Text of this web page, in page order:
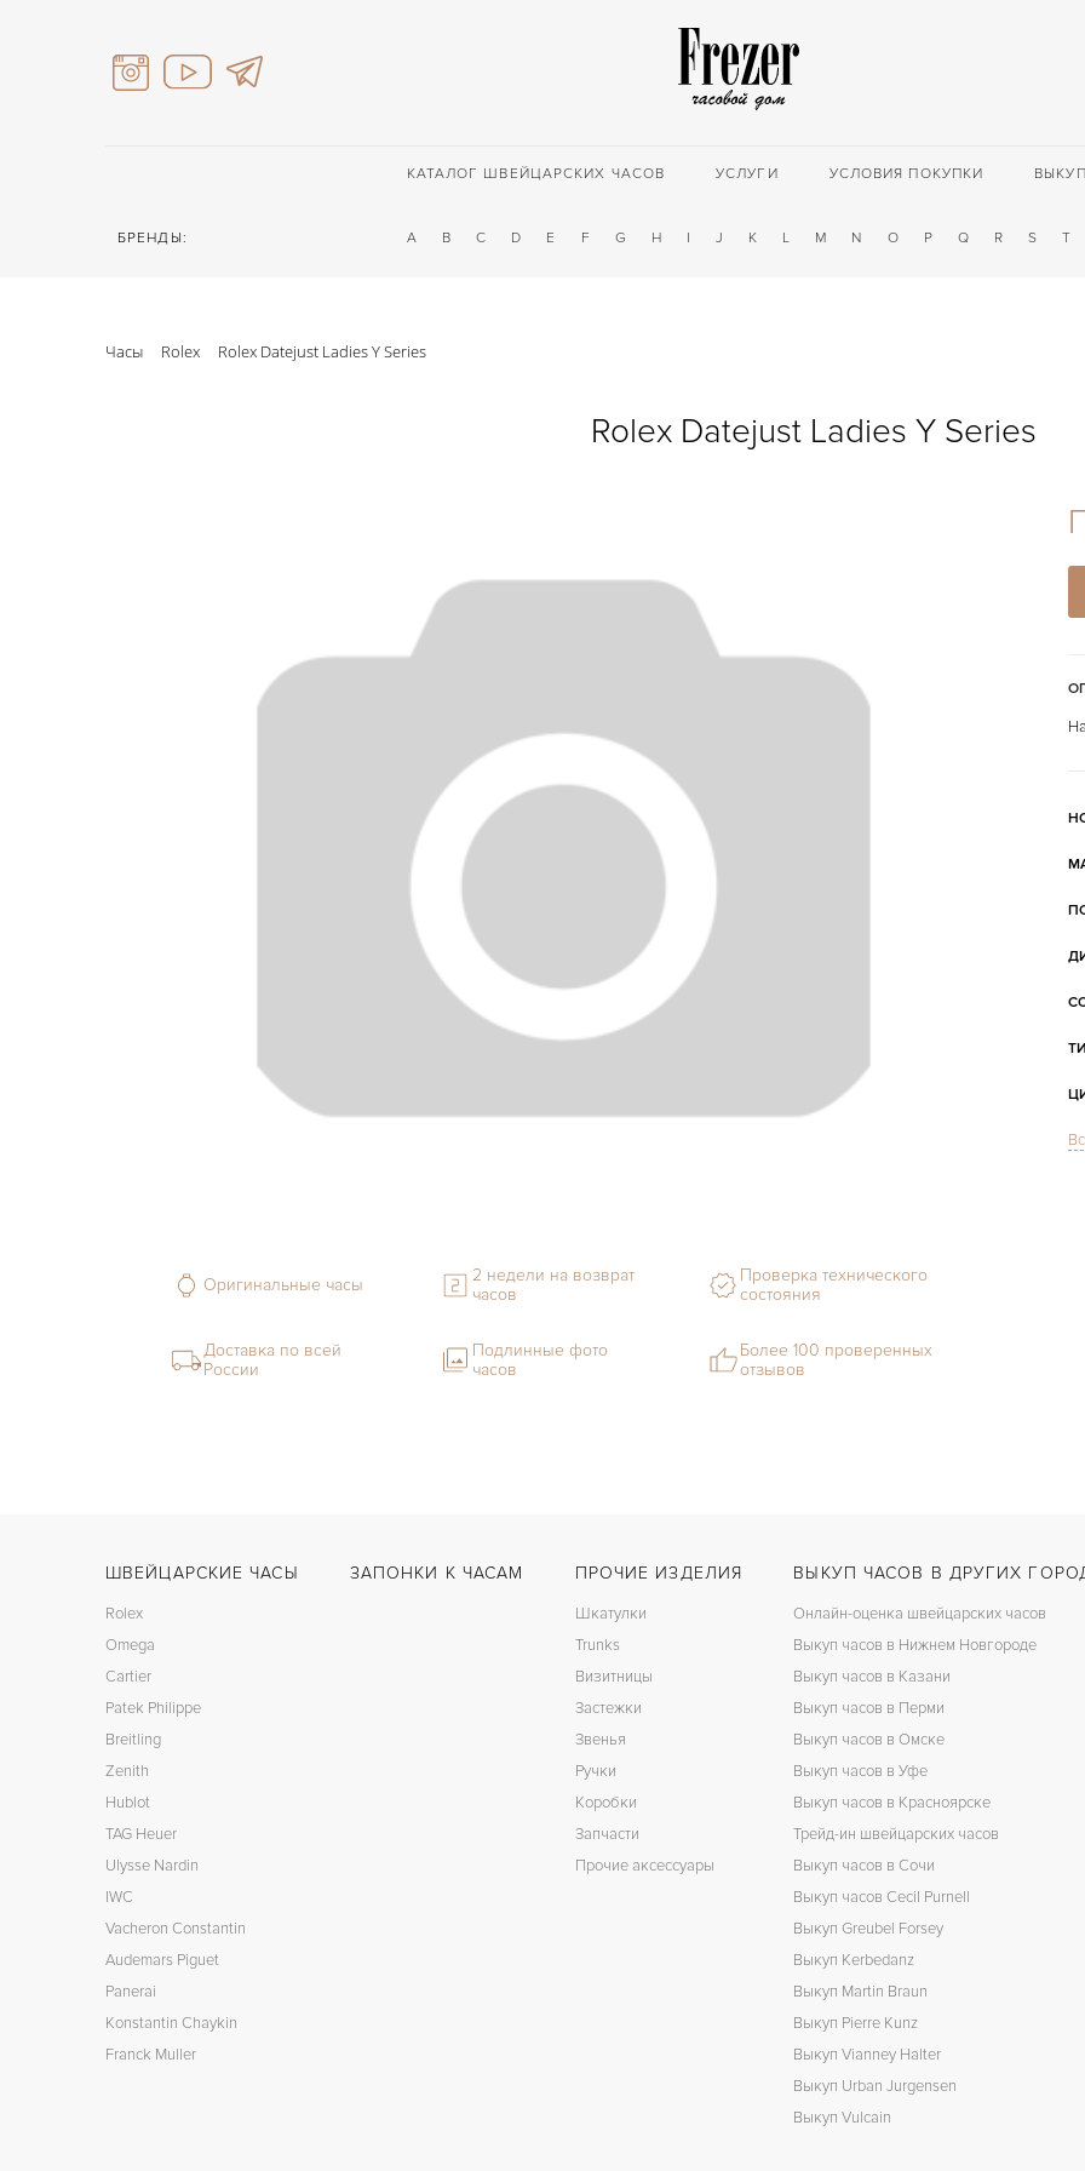
КАТАЛОГ ШВЕЙЦАРСКИХ ЧАСОВ УСЛУГИ УСЛОВИЯ ПОКУПКИ ВЫКУП
БРЕНДЫ: A B C D E F G H I J K L M N O P Q R S T
Часы Rolex Rolex Datejust Ladies Y Series
Rolex Datejust Ladies Y Series
Оригинальные часы
2 недели на возврат
часов
Проверка технического
состояния
Доставка по всей
России
Подлинные фото
часов
Более 100 проверенных
отзывов
ШВЕЙЦАРСКИЕ ЧАСЫ
Rolex
Omega
Cartier
Patek Philippe
Breitling
Zenith
Hublot
TAG Heuer
Ulysse Nardin
IWC
Vacheron Constantin
Audemars Piguet
Panerai
Konstantin Chaykin
Franck Muller
ЗАПОНКИ К ЧАСАМ ПРОЧИЕ ИЗДЕЛИЯ
Шкатулки
Trunks
Визитницы
Застежки
Звенья
Ручки
Коробки
Запчасти
Прочие аксессуары
ВЫКУП ЧАСОВ В ДРУГИХ
Онлайн-оценка швейцарских часов
Выкуп часов в Нижнем Новгороде
Выкуп часов в Казани
Выкуп часов в Перми
Выкуп часов в Омске
Выкуп часов в Уфе
Выкуп часов в Красноярске
Трейд-ин швейцарских часов
Выкуп часов в Сочи
Выкуп часов Cecil Purnell
Выкуп Greubel Forsey
Выкуп Kerbedanz
Выкуп Martin Braun
Выкуп Pierre Kunz
Выкуп Vianney Halter
Выкуп Urban Jurgensen
Выкуп Vulcain